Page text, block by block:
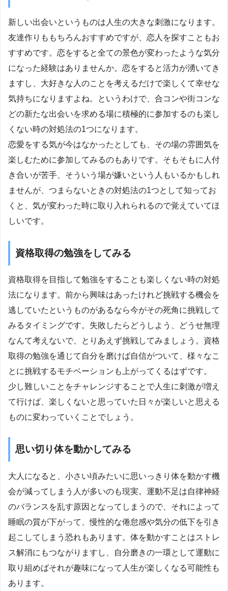
新しい出会いというものは人生の大きな刺激になります。
友達作りももちろんおすすめですが、恋人を探すこともお
すすめです。恋をすると全ての景色が変わったような気分
になった経験はありませんか。恋をすると活力が湧いてき
ますし、大好きな人のことを考えるだけで楽しくて幸せな
気持ちになりますよね。というわけで、合コンや街コンな
どの新たな出会いを求める場に積極的に参加するのも楽し
くない時の対処法の1つになります。
恋愛をする気が今はなかったとしても、その場の雰囲気を
楽しむために参加してみるのもありです。そもそもに人付
き合いが苦手、そういう場が嫌いという人もいるかもしれ
ませんが、つまらないときの対処法の1つとして知ってお
くと、気が変わった時に取り入れられるので覚えていてほ
しいです。
資格取得の勉強をしてみる
資格取得を目指して勉強をすることも楽しくない時の対処
法になります。前から興味はあったけれど挑戦する機会を
逃していたというものがあるなら今がその死角に挑戦して
みるタイミングです。失敗したらどうしよう、どうせ無理
なんて考えないで、とりあえず挑戦してみましょう。資格
取得の勉強を通じて自分を磨けば自信がついて、様々なこ
とに挑戦するモチベーションも上がってくるはずです。
少し難しいことをチャレンジすることで人生に刺激が増え
て行けば、楽しくないと思っていた日々が楽しいと思える
ものに変わっていくことでしょう。
思い切り体を動かしてみる
大人になると、小さい頃みたいに思いっきり体を動かす機
会が減ってしまう人が多いのも現実。運動不足は自律神経
のバランスを乱す原因となってしまうので、それによって
睡眠の質が下がって、慢性的な倦怠感や気分の低下を引き
起こしてしまう恐れもあります。体を動かすことはストレ
ス解消にもつながりますし、自分磨きの一環として運動に
取り組めばそれが趣味になって人生が楽しくなる可能性も
あります。